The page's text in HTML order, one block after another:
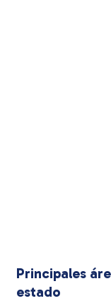
Principales
estado